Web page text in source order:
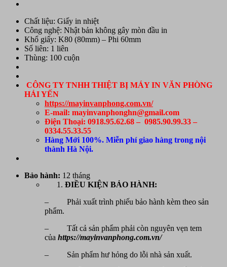
Chất liệu: Giấy in nhiệt
Công nghệ: Nhật bản không gây mòn đầu in
Khổ giấy: K80 (80mm) – Phi 60mm
Số liên: 1 liên
Thùng: 100 cuộn
CÔNG TY TNHH THIỆT BỊ MÁY IN VĂN PHÒNG
HẢI YẾN
https://mayinvanphong.com.vn/
E-mail: mayinvanphonghn@gmail.com
Điện Thoại: 0918.95.62.68 – 0985.90.99.33 –
0334.55.33.55
Hàng Mới 100%. Miễn phí giao hàng trong nội
thành Hà Nội.
Bảo hành: 12 tháng
ĐIỀU KIỆN BẢO HÀNH:
– Phải xuất trình phiếu bảo hành kèm theo sản
phẩm.
– Tất cả sản phẩm phải còn nguyên vẹn tem
của https://mayinvanphong.com.vn/
– Sản phẩm hư hỏng do lỗi nhà sản xuất.